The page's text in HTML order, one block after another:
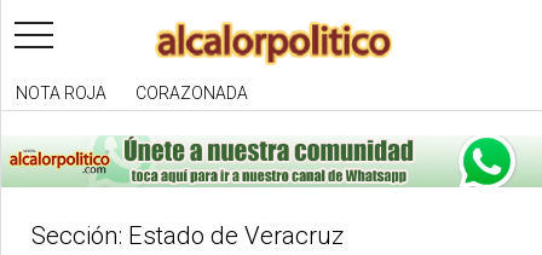
toggle
navigation
NOTA ROJA CORAZONADA
Sección: Estado de Veracruz